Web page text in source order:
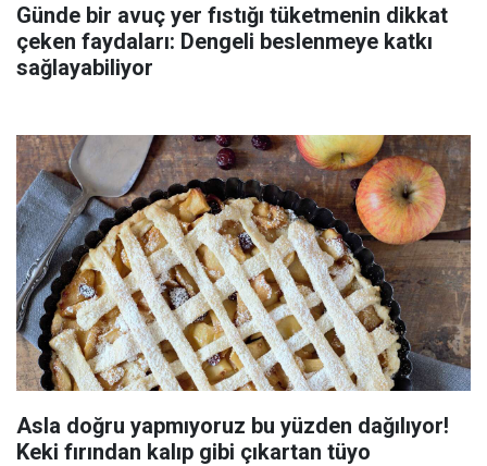
Günde bir avuç yer fıstığı tüketmenin dikkat
çeken faydaları: Dengeli beslenmeye katkı
sağlayabiliyor
Asla doğru yapmıyoruz bu yüzden dağılıyor!
Keki fırından kalıp gibi çıkartan tüyo